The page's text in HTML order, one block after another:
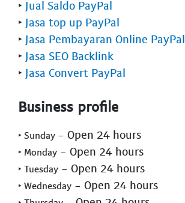
‣ Jual Saldo PayPal
‣ Jasa top up PayPal
‣ Jasa Pembayaran Online PayPal
‣ Jasa SEO Backlink
‣ Jasa Convert PayPal
Business profile
‣ Sunday - Open 24 hours
‣ Monday - Open 24 hours
‣ Tuesday - Open 24 hours
‣ Wednesday - Open 24 hours